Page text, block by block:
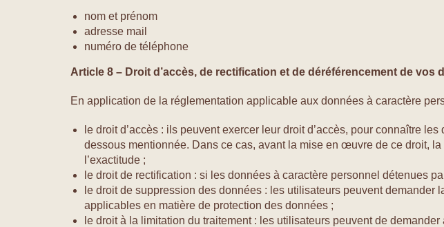
nom et prénom
adresse mail
numéro de téléphone
Article 8 – Droit d’accès, de rectification et de déréférencement de vos
En application de la réglementation applicable aux données à caractère
le droit d’accès : ils peuvent exercer leur droit d’accès, pour connaître
dessous mentionnée. Dans ce cas, avant la mise en œuvre de ce droit,
l’exactitude ;
le droit de rectification : si les données à caractère personnel détenues
le droit de suppression des données : les utilisateurs peuvent
applicables en matière de protection des données ;
le droit à la limitation du traitement : les utilisateurs peuvent de